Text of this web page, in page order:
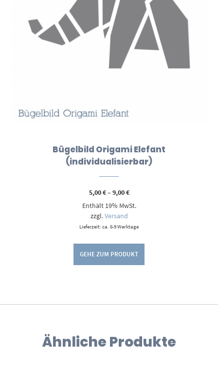
Bügelbild Origami Elefant
(individualisierbar)
5,00€–9,00€Preisspanne:
bis
Enthält 19% MwSt.
zzgl.Versand
Lieferzeit: ca. 6-9 Werktage
GEHE ZUM PRODUKT
Ähnliche Produkte